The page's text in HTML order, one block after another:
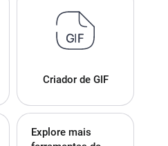
Criador de GIF
Explore mais